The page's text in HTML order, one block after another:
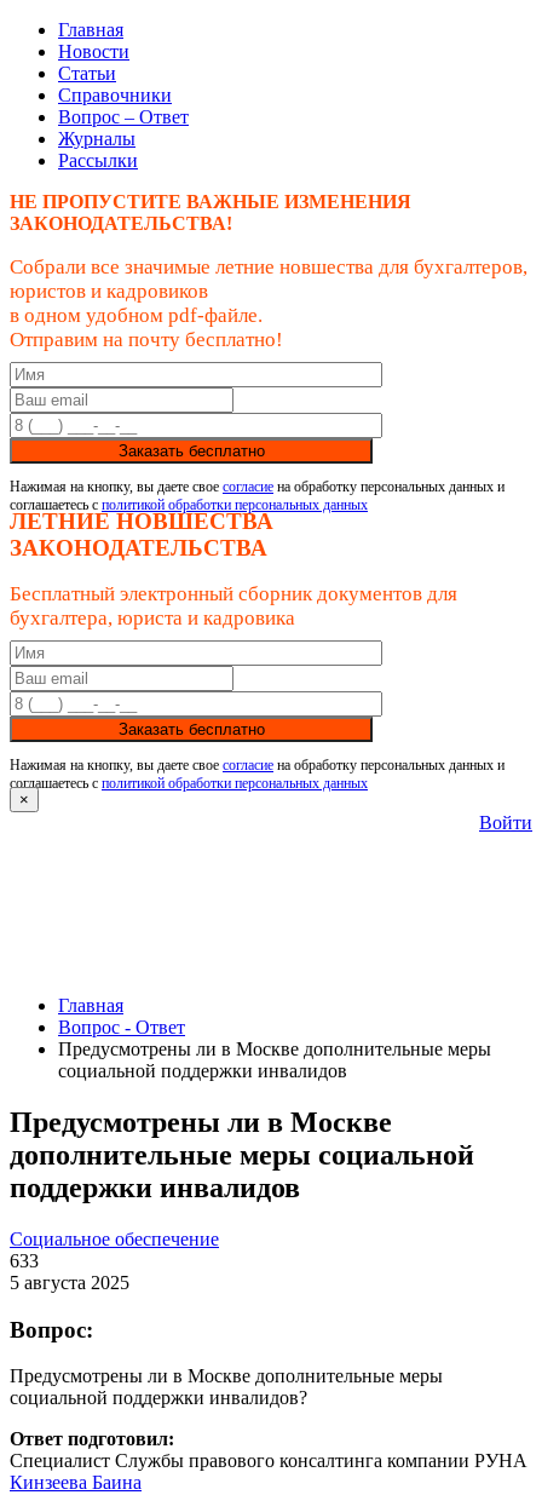
Главная
Новости
Статьи
Справочники
Вопрос – Ответ
Журналы
Рассылки
НЕ ПРОПУСТИТЕ ВАЖНЫЕ ИЗМЕНЕНИЯ
ЗАКОНОДАТЕЛЬСТВА!
Собрали все значимые летние новшества для бухгалтеров,
юристов и кадровиков
в одном удобном pdf-файле.
Отправим на почту бесплатно!
Заказать бесплатно
Нажимая на кнопку, вы даете свое согласие на обработку персональных данных и
соглашаетесь с политикой обработки персональных данных
ЛЕТНИЕ НОВШЕСТВА
ЗАКОНОДАТЕЛЬСТВА
Бесплатный электронный сборник документов для
бухгалтера, юриста и кадровика
Заказать бесплатно
Нажимая на кнопку, вы даете свое согласие на обработку персональных данных и
соглашаетесь с политикой обработки персональных данных
×
Войти
Главная
Вопрос - Ответ
Предусмотрены ли в Москве дополнительные меры
социальной поддержки инвалидов
Предусмотрены ли в Москве
дополнительные меры социальной
поддержки инвалидов
Социальное обеспечение
633
5 августа 2025
Вопрос:
Предусмотрены ли в Москве дополнительные меры
социальной поддержки инвалидов?
Ответ подготовил:
Специалист Службы правового консалтинга компании РУНА
Кинзеева Баина